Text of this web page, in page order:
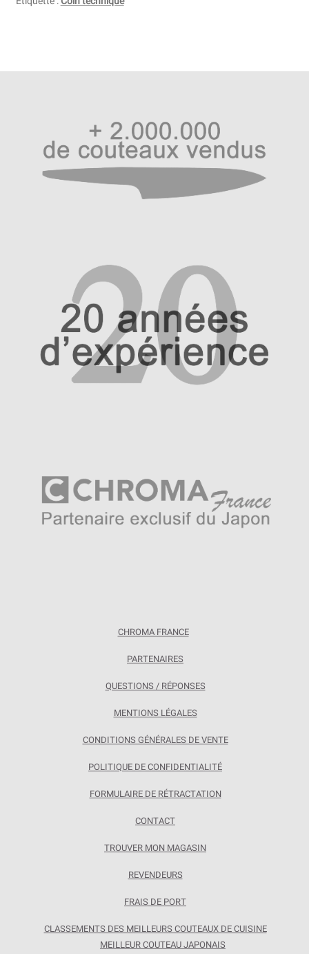
CHROMA FRANCE
PARTENAIRES
QUESTIONS / RÉPONSES
MENTIONS LÉGALES
CONDITIONS GÉNÉRALES DE VENTE
POLITIQUE DE CONFIDENTIALITÉ
FORMULAIRE DE RÉTRACTATION
CONTACT
TROUVER MON MAGASIN
REVENDEURS
FRAIS DE PORT
CLASSEMENTS DES MEILLEURS COUTEAUX DE CUISINE
MEILLEUR COUTEAU JAPONAIS